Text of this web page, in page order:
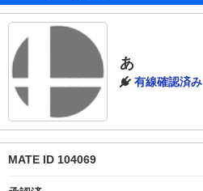
あ
有線確認済み
MATE ID 104069